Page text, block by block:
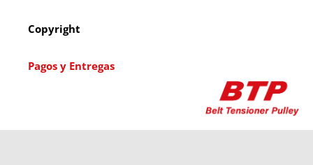
Copyright
Pagos y Entregas